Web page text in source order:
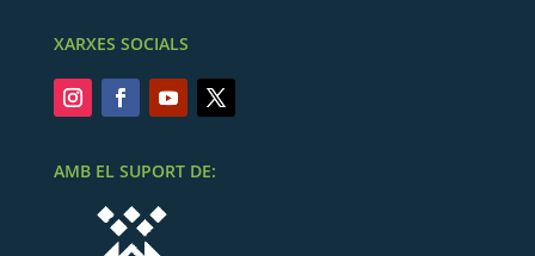
XARXES SOCIALS
AMB EL SUPORT DE: